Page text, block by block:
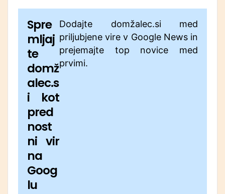
Spre
mljaj
te
domž
alec.s
i kot
pred
nost
ni vir
na
Goog
lu
Dodajte domžalec.si med
priljubjene vire v Google News in
prejemajte top novice med
prvimi.